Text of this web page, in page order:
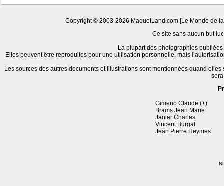
Copyright © 2003-2026 MaquetLand.com [Le Monde de
Ce site sans aucun but
La plupart des photographies
Elles peuvent être reproduites pour une utilisation personnelle, mais
Les sources des autres documents et illustrations sont mentionnées quand
Gimeno Claude (+)
Brams Jean Marie
Janier Charles
Vincent Burgat
Jean Pierre Heymes